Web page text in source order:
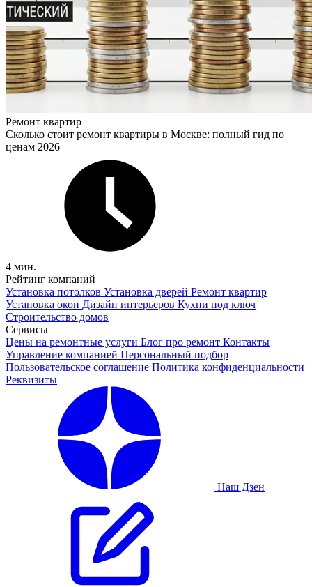
Ремонт квартир
Сколько стоит ремонт квартиры в Москве: полный гид по
ценам 2026
4 мин.
Рейтинг компаний
Установка потолков Установка дверей Ремонт квартир
Установка окон Дизайн интерьеров Кухни под ключ
Строительство домов
Сервисы
Цены на ремонтные услуги Блог про ремонт Контакты
Управление компанией Персональный подбор
Пользовательское соглашение Политика конфиденциальности
Реквизиты
Наш Дзен